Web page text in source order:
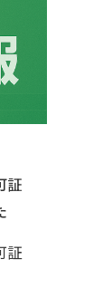
証
証